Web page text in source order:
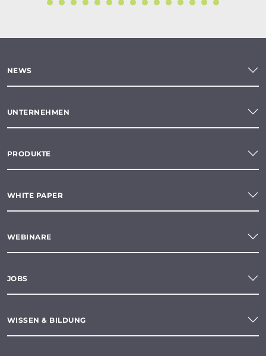
NEWS
UNTERNEHMEN
PRODUKTE
WHITE PAPER
WEBINARE
JOBS
WISSEN & BILDUNG